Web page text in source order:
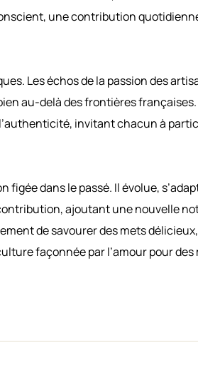
une contribution
Les échos de la passion des
au-delà des frontières françaises.
invitant chacun à
figée dans le passé. Il évolue,
ajoutant une nouvelle
de savourer des mets
façonnée par l’amour pour